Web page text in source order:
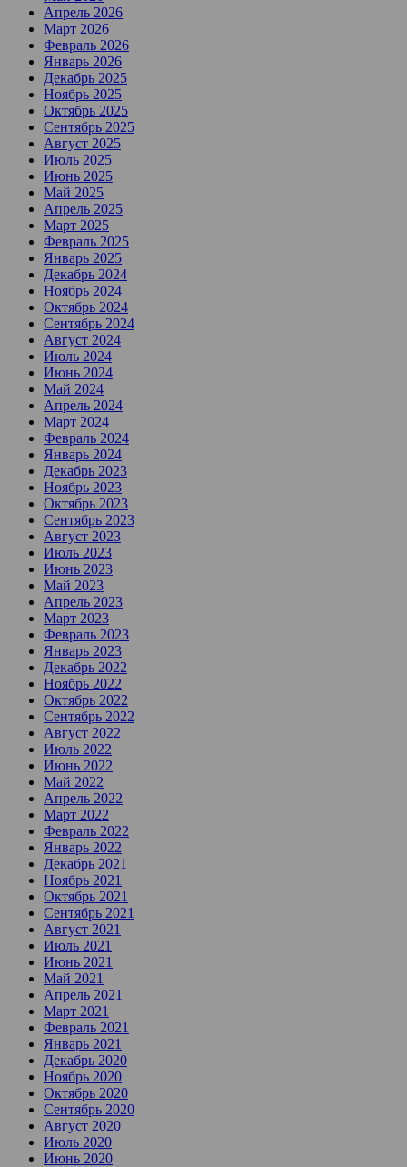
Апрель 2026
Март 2026
Февраль 2026
Январь 2026
Декабрь 2025
Ноябрь 2025
Октябрь 2025
Сентябрь 2025
Август 2025
Июль 2025
Июнь 2025
Май 2025
Апрель 2025
Март 2025
Февраль 2025
Январь 2025
Декабрь 2024
Ноябрь 2024
Октябрь 2024
Сентябрь 2024
Август 2024
Июль 2024
Июнь 2024
Май 2024
Апрель 2024
Март 2024
Февраль 2024
Январь 2024
Декабрь 2023
Ноябрь 2023
Октябрь 2023
Сентябрь 2023
Август 2023
Июль 2023
Июнь 2023
Май 2023
Апрель 2023
Март 2023
Февраль 2023
Январь 2023
Декабрь 2022
Ноябрь 2022
Октябрь 2022
Сентябрь 2022
Август 2022
Июль 2022
Июнь 2022
Май 2022
Апрель 2022
Март 2022
Февраль 2022
Январь 2022
Декабрь 2021
Ноябрь 2021
Октябрь 2021
Сентябрь 2021
Август 2021
Июль 2021
Июнь 2021
Май 2021
Апрель 2021
Март 2021
Февраль 2021
Январь 2021
Декабрь 2020
Ноябрь 2020
Октябрь 2020
Сентябрь 2020
Август 2020
Июль 2020
Июнь 2020